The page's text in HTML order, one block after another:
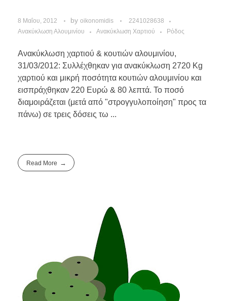
8 Μαΐου, 2012 by oikonomidis
2241028638
Ανακύκλωση Αλουμινίου
Ανακύκλωση Χαρτιού Ρόδος
Ανακύκλωση χαρτιού & κουτιών αλουμινίου,
31/03/2012: Συλλέχθηκαν για ανακύκλωση 2720 Kg
χαρτιού και μικρή ποσότητα κουτιών αλουμινίου και
εισπράχθηκαν 220 Ευρώ & 80 λεπτά. Το ποσό
διαμοιράζεται (μετά από "στρογγυλοποίηση" προς τα
πάνω) σε τρεις δόσεις τω ...
Read More